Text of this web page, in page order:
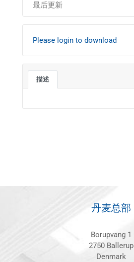
最后更新
Please login to download
描述
丹麦总部
Borupvang 1
2750 Ballerup
Denmark